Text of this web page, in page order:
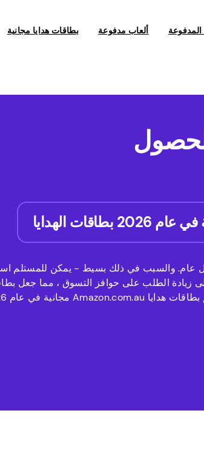
ألعاب مدفوعة بطاقات هدايا مجانية
كل عام. والسبب في ذلك بسيط - يمكن للمستلم
زيادة الطلب على حوافز التسوق ، مما جعل